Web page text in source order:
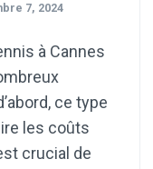
7, 2024
à Cannes
ce type
les coûts
crucial de